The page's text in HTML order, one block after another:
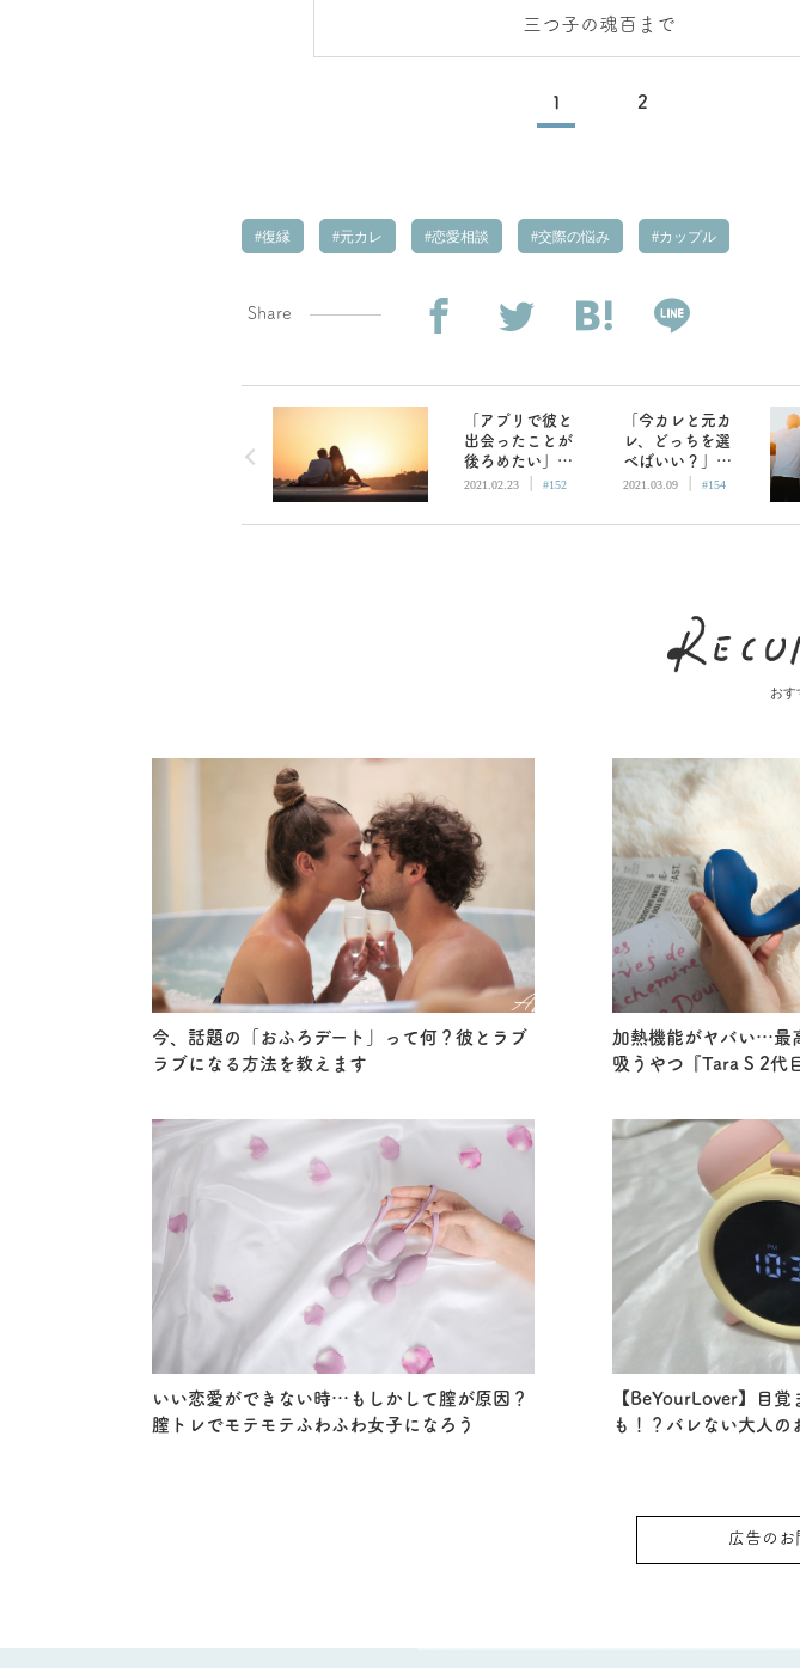
三つ子の魂百まで
1 2
復縁 元カレ 恋愛相談 交際の悩み カップル
Share
「アプリで彼と
出会ったことが
後ろめたい」別
に正直に話さな
ません
2021.02.23 | #152
「今カレと元カ
レ、どっちを選
べばいい？」ど
ういう自分であ
ントです
2021.03.09 | #154
おす
今、話題の「おふろデート」って何？彼とラブ
ラブになる方法を教えます
加熱機能がヤバい…最
吸うやつ『Tara S 2代
いい恋愛ができない時…もしかして膣が原因？
膣トレでモテモテふわふわ女子になろう
【BeYourLover】目覚
も！？バレない大人の
広告のお